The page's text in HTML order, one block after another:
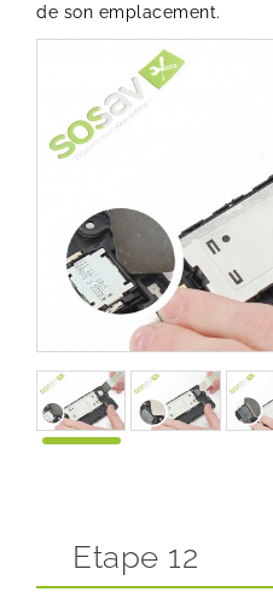
de son emplacement.
Etape 12